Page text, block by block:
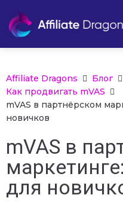
Affiliate Dragons Блог
Как продвигать mVAS
mVAS в партнёрском
новичков
mVAS в
для